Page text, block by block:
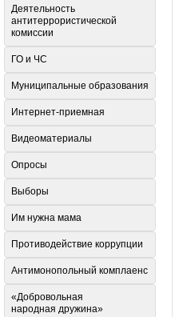
Деятельность
антитеррористической
комиссии
ГО и ЧС
Муниципальные образования
Интернет-приемная
Видеоматериалы
Опросы
Выборы
Им нужна мама
Противодействие коррупции
Антимонопольный комплаенс
«Добровольная
народная дружина»